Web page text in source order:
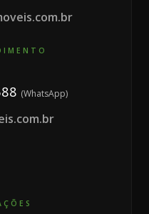
(WhatsApp)